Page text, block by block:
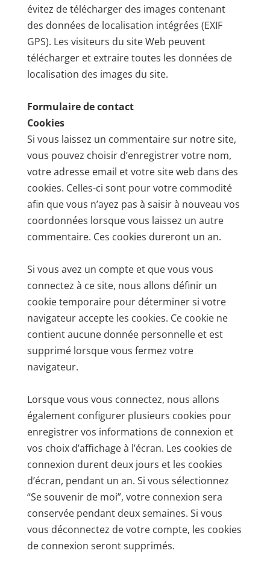
évitez de télécharger des images contenant
des données de localisation intégrées (EXIF
GPS). Les visiteurs du site Web peuvent
télécharger et extraire toutes les données de
localisation des images du site.
Formulaire de contact
Cookies
Si vous laissez un commentaire sur notre site,
vous pouvez choisir d’enregistrer votre nom,
votre adresse email et votre site web dans des
cookies. Celles-ci sont pour votre commodité
afin que vous n’ayez pas à saisir à nouveau vos
coordonnées lorsque vous laissez un autre
commentaire. Ces cookies dureront un an.
Si vous avez un compte et que vous vous
connectez à ce site, nous allons définir un
cookie temporaire pour déterminer si votre
navigateur accepte les cookies. Ce cookie ne
contient aucune donnée personnelle et est
supprimé lorsque vous fermez votre
navigateur.
Lorsque vous vous connectez, nous allons
également configurer plusieurs cookies pour
enregistrer vos informations de connexion et
vos choix d’affichage à l’écran. Les cookies de
connexion durent deux jours et les cookies
d’écran, pendant un an. Si vous sélectionnez
“Se souvenir de moi”, votre connexion sera
conservée pendant deux semaines. Si vous
vous déconnectez de votre compte, les cookies
de connexion seront supprimés.